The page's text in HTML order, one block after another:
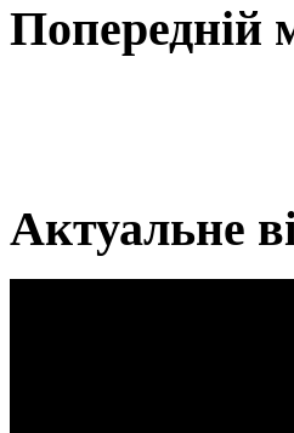
Попередній
Актуальне